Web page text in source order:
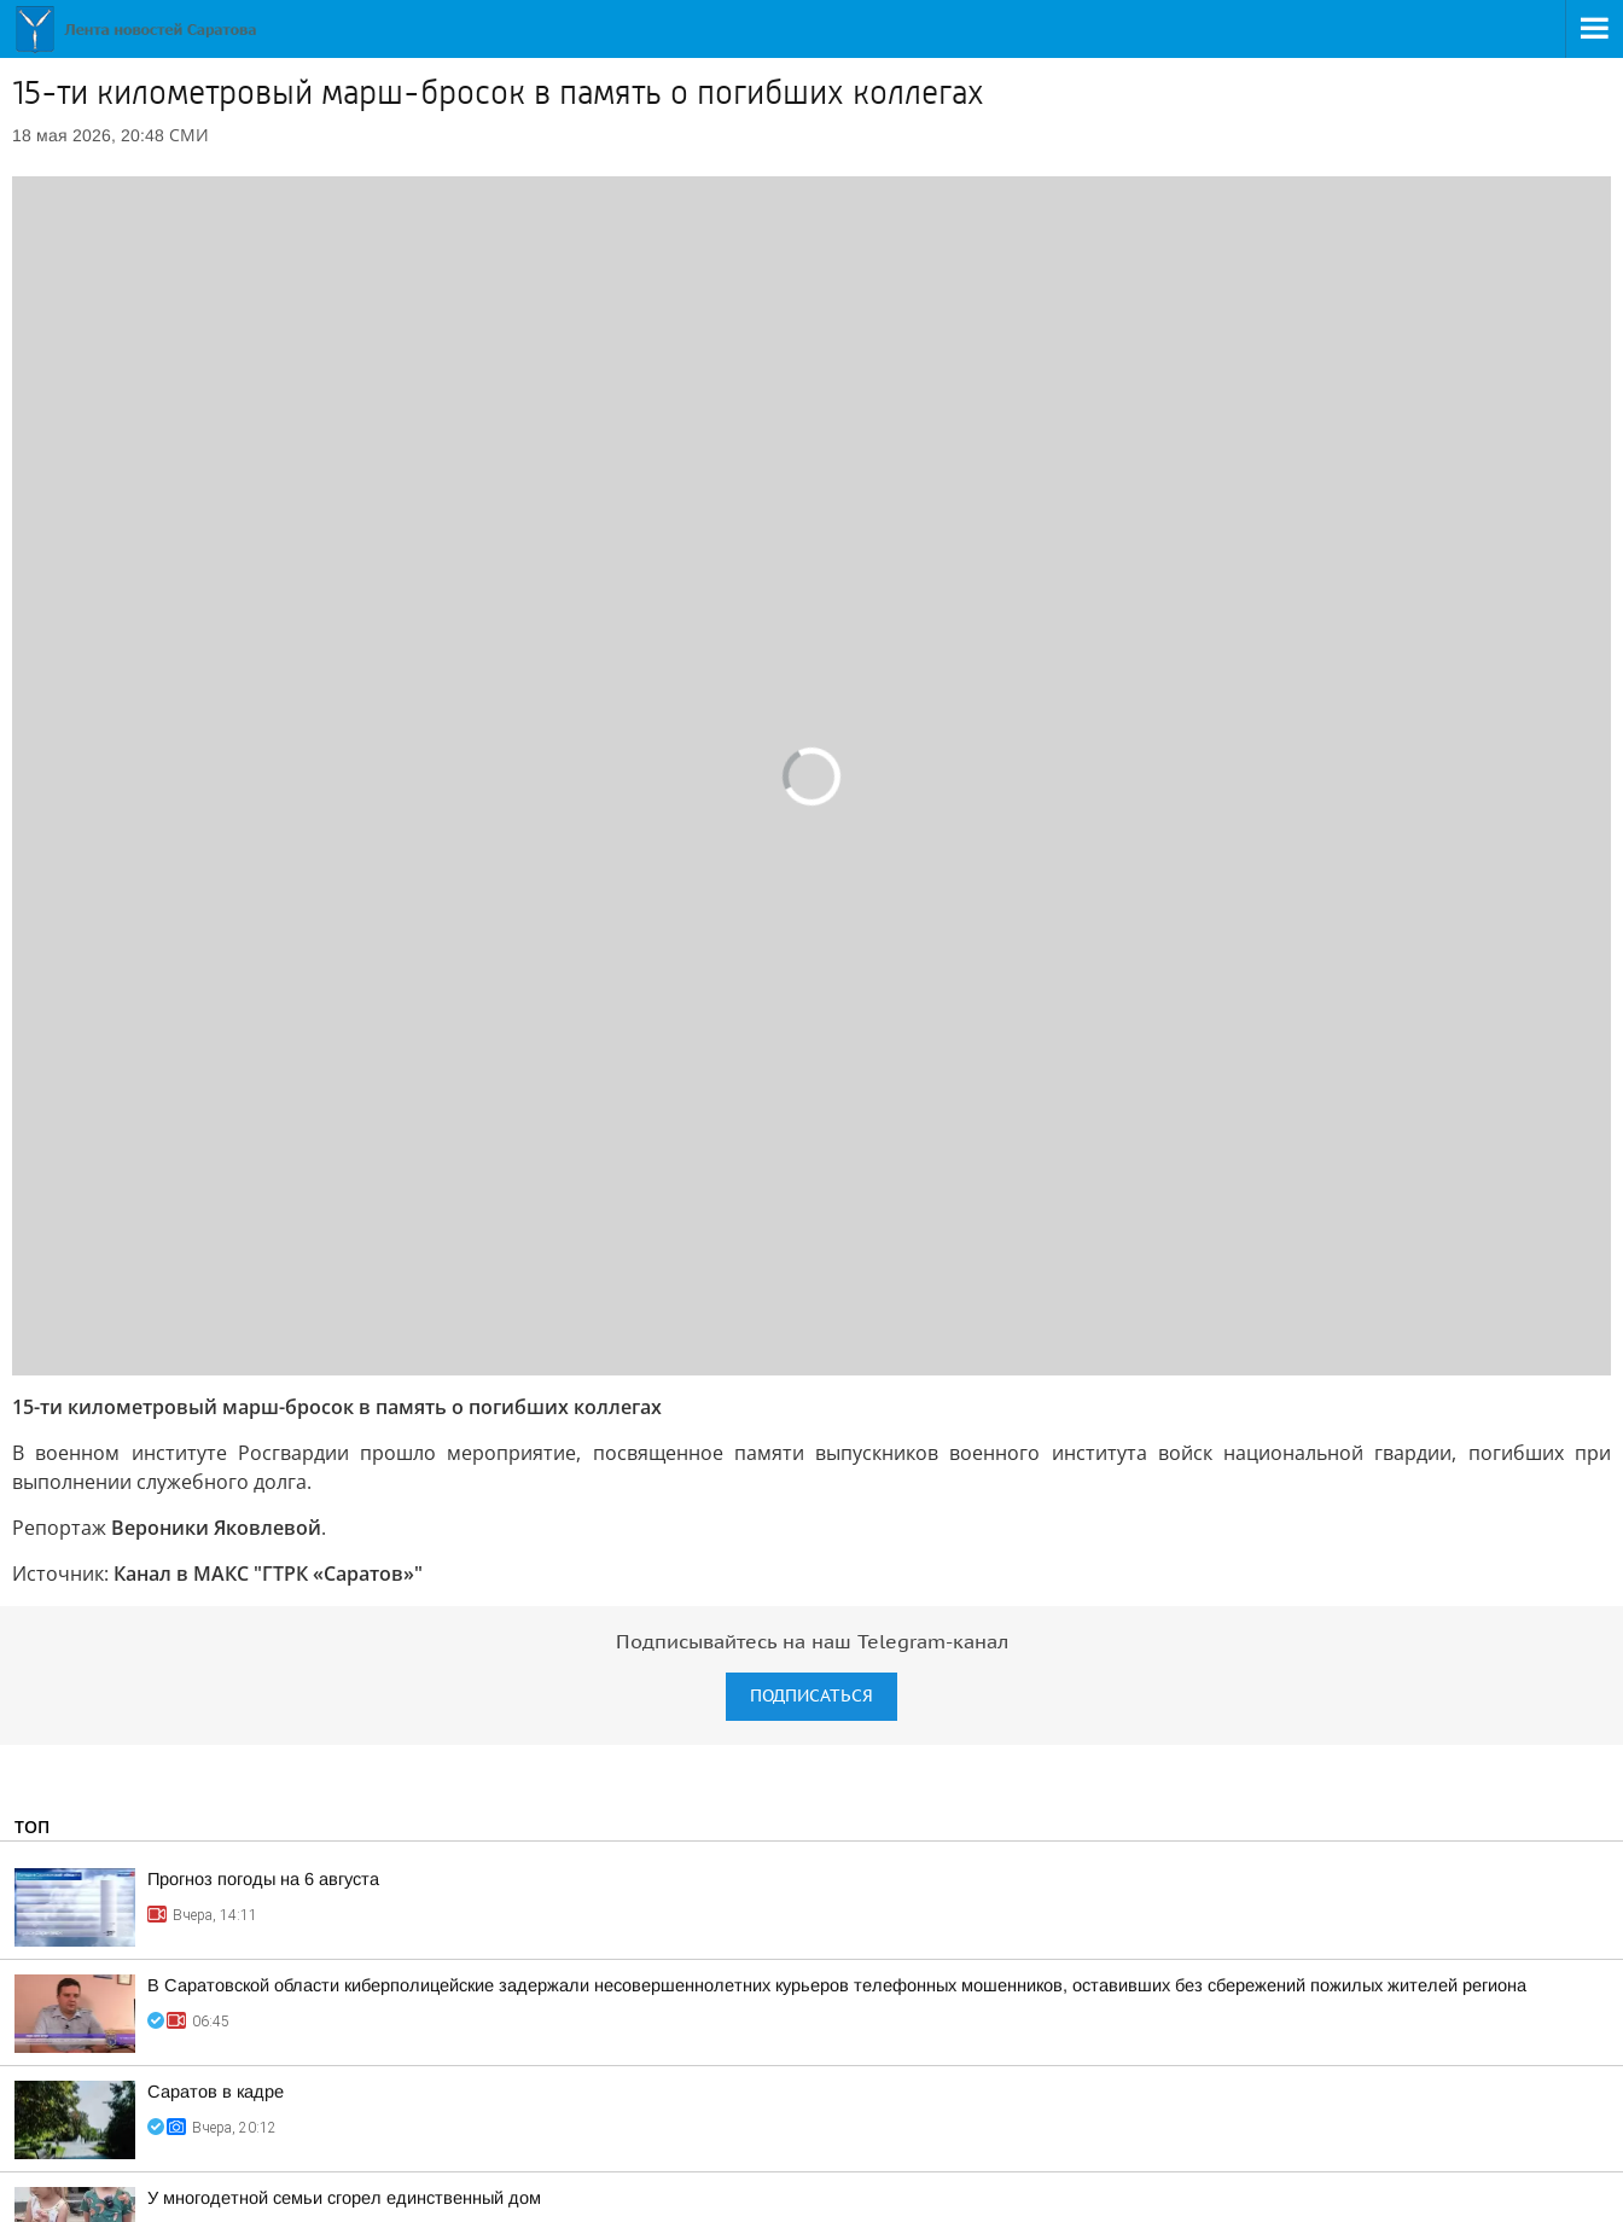
15-ти километровый марш-бросок в память о погибших коллегах
18 мая 2026, 20:48 СМИ
15-ти километровый марш-бросок в память о погибших коллегах
В военном институте Росгвардии прошло мероприятие, посвященное памяти выпускников военного института войск национальной гвардии, погибших при
выполнении служебного долга.
Репортаж Вероники Яковлевой.
Источник: Канал в МАКС "ГТРК «Саратов»"
Подписывайтесь на наш Telegram-канал
ПОДПИСАТЬСЯ
ТОП
Прогноз погоды на 6 августа
Вчера, 14:11
В Саратовской области киберполицейские задержали несовершеннолетних курьеров телефонных мошенников, оставивших без сбережений пожилых жителей региона
06:45
Саратов в кадре
Вчера, 20:12
У многодетной семьи сгорел единственный дом